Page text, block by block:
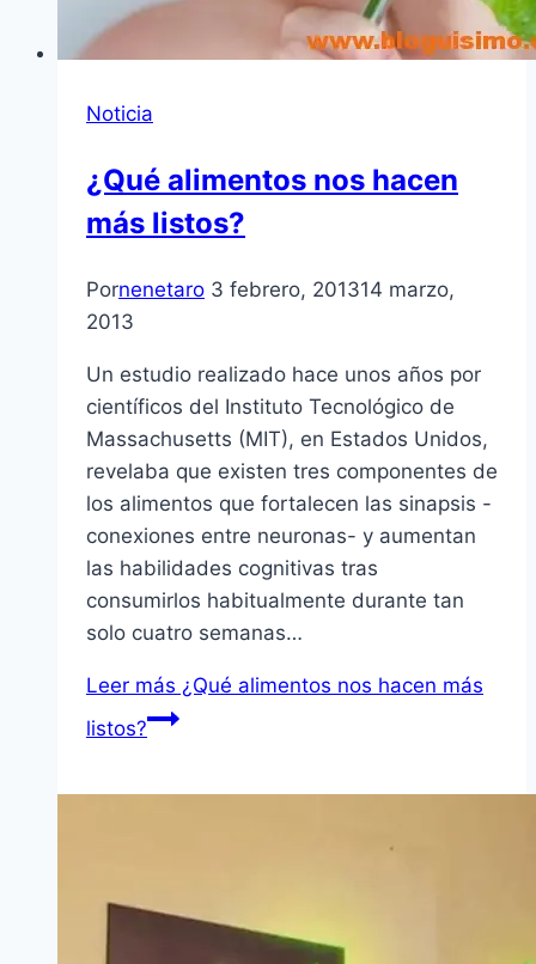
Noticia
¿Qué alimentos nos hacen
más listos?
Pornenetaro 3 febrero, 201314 marzo,
2013
Un estudio realizado hace unos años por
cientí­ficos del Instituto Tecnológico de
Massachusetts (MIT), en Estados Unidos,
revelaba que existen tres componentes de
los alimentos que fortalecen las sinapsis -
conexiones entre neuronas- y aumentan
las habilidades cognitivas tras
consumirlos habitualmente durante tan
solo cuatro semanas…
Leer más ¿Qué alimentos nos hacen más
listos?